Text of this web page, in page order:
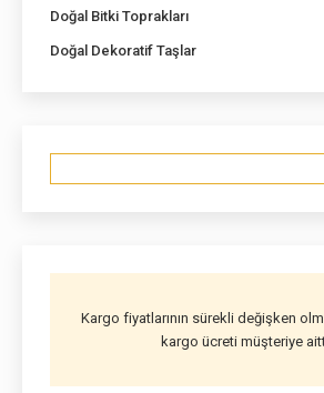
Doğal Bitki Toprakları
Doğal Dekoratif Taşlar
Kargo fiyatlarının sürekli değişken
kargo ücreti müşteriye